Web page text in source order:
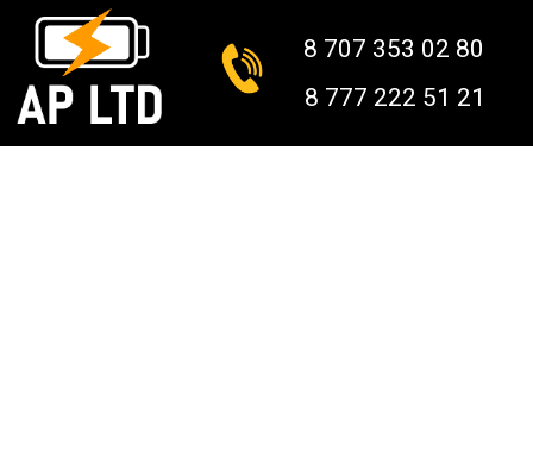
8 707 353 02 80
8 777 222 51 21